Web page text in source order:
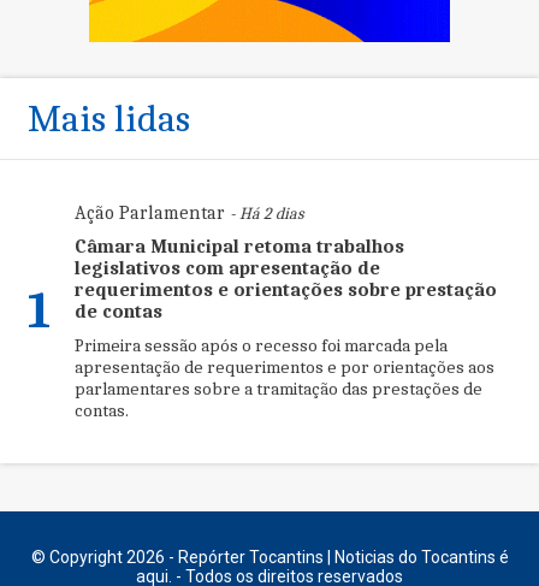
Mais lidas
1
Ação Parlamentar - Há 2 dias
Câmara Municipal retoma trabalhos
legislativos com apresentação de
requerimentos e orientações sobre prestação
de contas
Primeira sessão após o recesso foi marcada pela
apresentação de requerimentos e por orientações aos
parlamentares sobre a tramitação das prestações de
contas.
© Copyright 2026 - Repórter Tocantins | Noticias do Tocantins é
aqui. - Todos os direitos reservados